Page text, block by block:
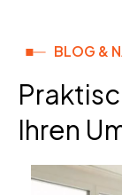
BLOG &
Ihren